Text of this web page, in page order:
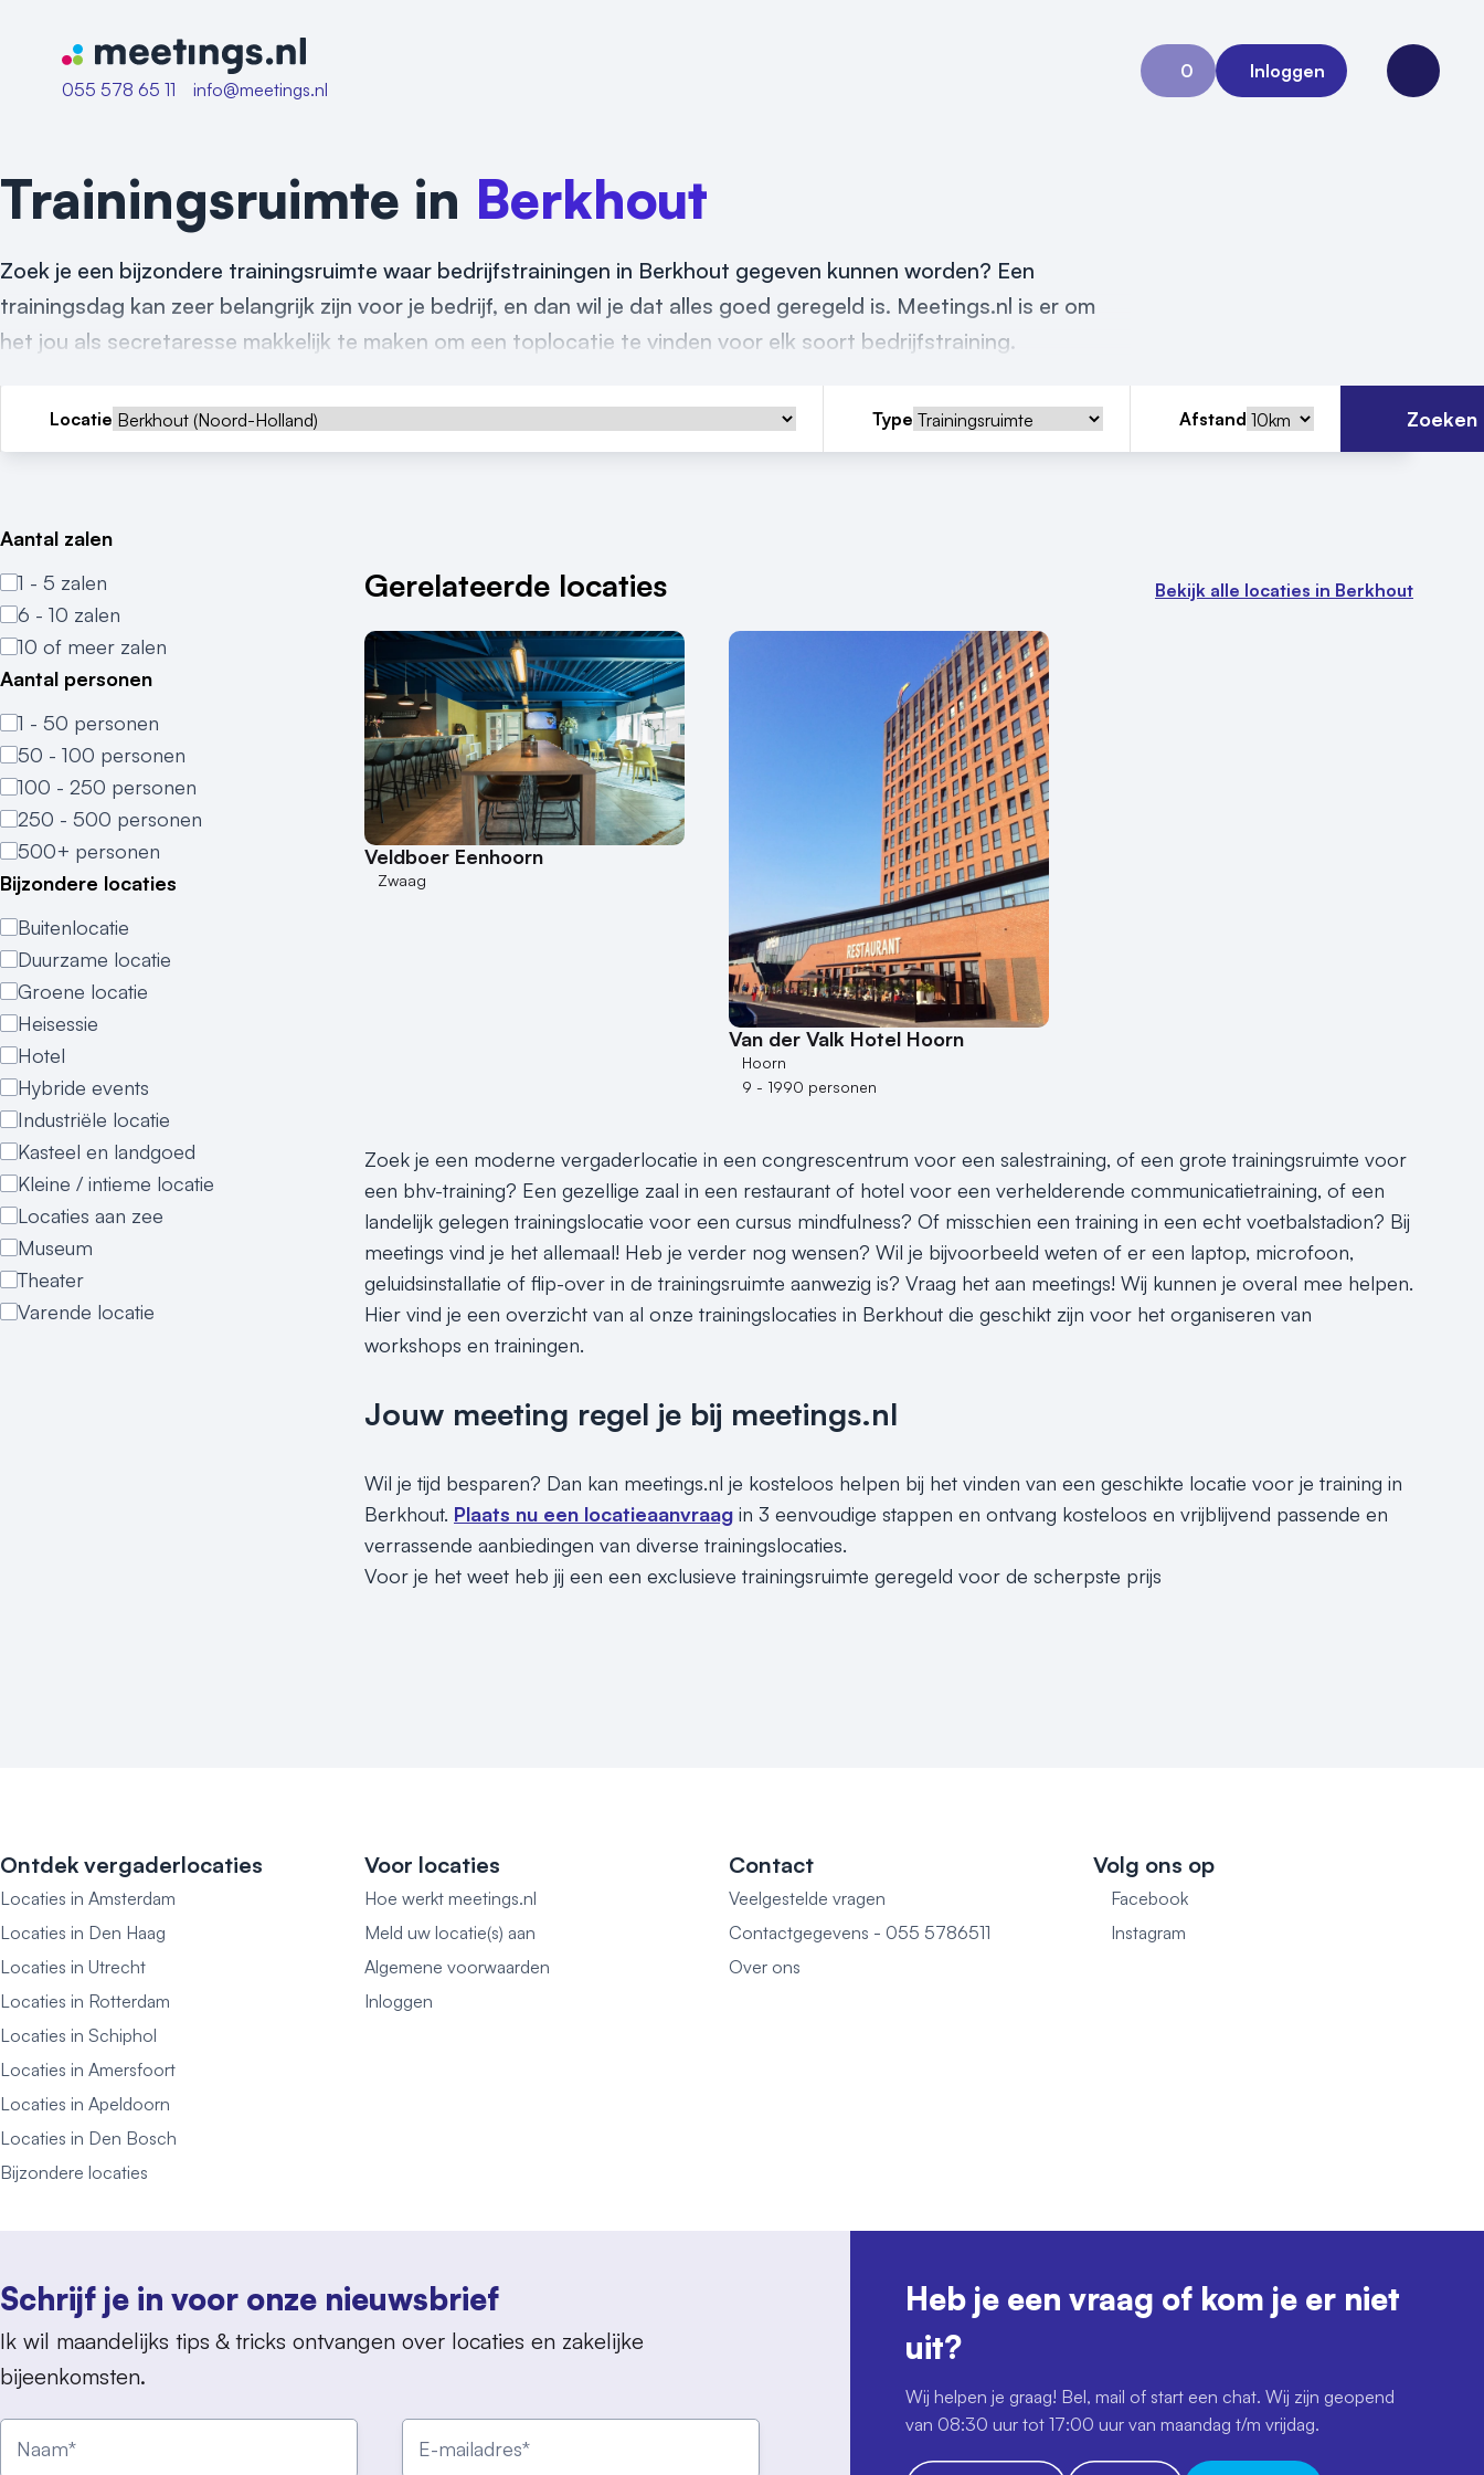
Naar home van Meetings
055 578 65 11
info@meetings.nl
0
Aanvraag 0
Inloggen
Open
Trainingsruimte in Berkhout
Zoek je een bijzondere trainingsruimte waar bedrijfstrainingen in Berkhout gegeven kunnen worden? Een
trainingsdag kan zeer belangrijk zijn voor je bedrijf, en dan wil je dat alles goed geregeld is. Meetings.nl is er om
het jou als secretaresse makkelijk te maken om een toplocatie te vinden voor elk soort bedrijfstraining.
Locatie Type Afstand Zoeken
Aantal zalen
1 - 5 zalen
6 - 10 zalen
10 of meer zalen
Aantal personen
1 - 50 personen
50 - 100 personen
100 - 250 personen
250 - 500 personen
500+ personen
Bijzondere locaties
Buitenlocatie
Duurzame locatie
Groene locatie
Heisessie
Hotel
Hybride events
Industriële locatie
Kasteel en landgoed
Kleine / intieme locatie
Locaties aan zee
Museum
Theater
Varende locatie
Gerelateerde locaties Bekijk alle locaties in Berkhout
Veldboer Eenhoorn
Zwaag
Van der Valk Hotel Hoorn
Hoorn
9 - 1990 personen
Zoek je een moderne vergaderlocatie in een congrescentrum voor een salestraining, of een grote trainingsruimte voor
een bhv-training? Een gezellige zaal in een restaurant of hotel voor een verhelderende communicatietraining, of een
landelijk gelegen trainingslocatie voor een cursus mindfulness? Of misschien een training in een echt voetbalstadion? Bij
meetings vind je het allemaal! Heb je verder nog wensen? Wil je bijvoorbeeld weten of er een laptop, microfoon,
geluidsinstallatie of flip-over in de trainingsruimte aanwezig is? Vraag het aan meetings! Wij kunnen je overal mee helpen.
Hier vind je een overzicht van al onze trainingslocaties in Berkhout die geschikt zijn voor het organiseren van
workshops en trainingen.
Jouw meeting regel je bij meetings.nl
Wil je tijd besparen? Dan kan meetings.nl je kosteloos helpen bij het vinden van een geschikte locatie voor je training in
Berkhout. Plaats nu een locatieaanvraag in 3 eenvoudige stappen en ontvang kosteloos en vrijblijvend passende en
verrassende aanbiedingen van diverse trainingslocaties.
Voor je het weet heb jij een een exclusieve trainingsruimte geregeld voor de scherpste prijs
Ontdek vergaderlocaties
Locaties in Amsterdam
Locaties in Den Haag
Locaties in Utrecht
Locaties in Rotterdam
Locaties in Schiphol
Locaties in Amersfoort
Locaties in Apeldoorn
Locaties in Den Bosch
Bijzondere locaties
Voor locaties
Hoe werkt meetings.nl
Meld uw locatie(s) aan
Algemene voorwaarden
Inloggen
Contact
Veelgestelde vragen
Contactgegevens - 055 5786511
Over ons
Volg ons op
Facebook
Instagram
Schrijf je in voor onze nieuwsbrief
Ik wil maandelijks tips & tricks ontvangen over locaties en zakelijke
bijeenkomsten.
Heb je een vraag of kom je er niet
uit?
Wij helpen je graag! Bel, mail of start een chat. Wij zijn geopend
van 08:30 uur tot 17:00 uur van maandag t/m vrijdag.